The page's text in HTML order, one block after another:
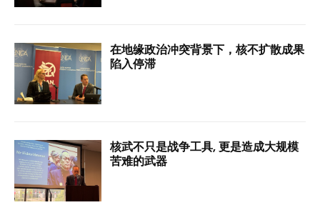
在地缘政治冲突背景下，核不扩散成果
陷入停滞
核武不只是战争工具, 更是造成大规模
苦难的武器